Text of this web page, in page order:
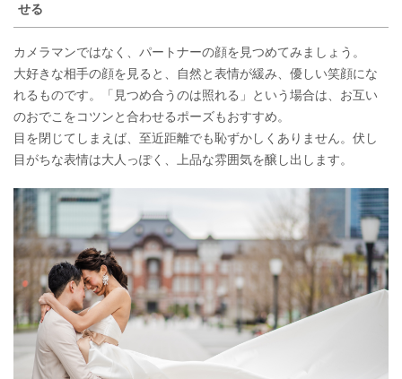
せる
カメラマンではなく、パートナーの顔を見つめてみましょう。
大好きな相手の顔を見ると、自然と表情が緩み、優しい笑顔にな
れるものです。「見つめ合うのは照れる」という場合は、お互い
のおでこをコツンと合わせるポーズもおすすめ。
目を閉じてしまえば、至近距離でも恥ずかしくありません。伏し
目がちな表情は大人っぽく、上品な雰囲気を醸し出します。